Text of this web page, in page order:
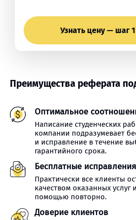
Узнать цену — шаг 1
Преимущества реферата
Оптимальное
Написание студенческих
компании подразумевает
и исправление в течение
гарантийного срока.
Бесплатные исправления
Практически все клиенты
качеством оказанных услуг
помощью повторно.
Доверие клиентов